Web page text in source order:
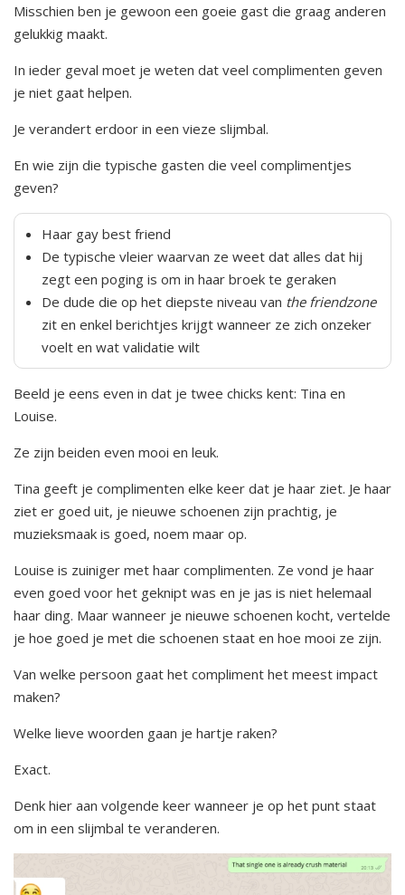
Misschien ben je gewoon een goeie gast die graag anderen
gelukkig maakt.
In ieder geval moet je weten dat veel complimenten geven
je niet gaat helpen.
Je verandert erdoor in een vieze slijmbal.
En wie zijn die typische gasten die veel complimentjes
geven?
Haar gay best friend
De typische vleier waarvan ze weet dat alles dat hij
zegt een poging is om in haar broek te geraken
De dude die op het diepste niveau van the friendzone
zit en enkel berichtjes krijgt wanneer ze zich onzeker
voelt en wat validatie wilt
Beeld je eens even in dat je twee chicks kent: Tina en
Louise.
Ze zijn beiden even mooi en leuk.
Tina geeft je complimenten elke keer dat je haar ziet. Je haar
ziet er goed uit, je nieuwe schoenen zijn prachtig, je
muzieksmaak is goed, noem maar op.
Louise is zuiniger met haar complimenten. Ze vond je haar
even goed voor het geknipt was en je jas is niet helemaal
haar ding. Maar wanneer je nieuwe schoenen kocht, vertelde
je hoe goed je met die schoenen staat en hoe mooi ze zijn.
Van welke persoon gaat het compliment het meest impact
maken?
Welke lieve woorden gaan je hartje raken?
Exact.
Denk hier aan volgende keer wanneer je op het punt staat
om in een slijmbal te veranderen.